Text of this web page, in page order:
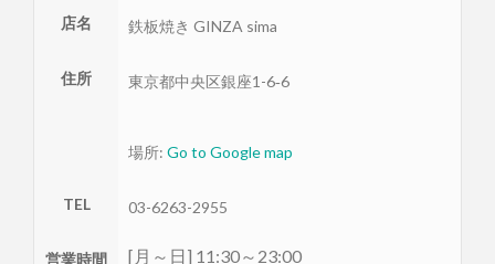
店名 鉄板焼き GINZA sima
住所 東京都中央区銀座1-6‐6
場所: Go to Google map
TEL 03-6263-2955
営業時間 [月～日] 11:30～23:00